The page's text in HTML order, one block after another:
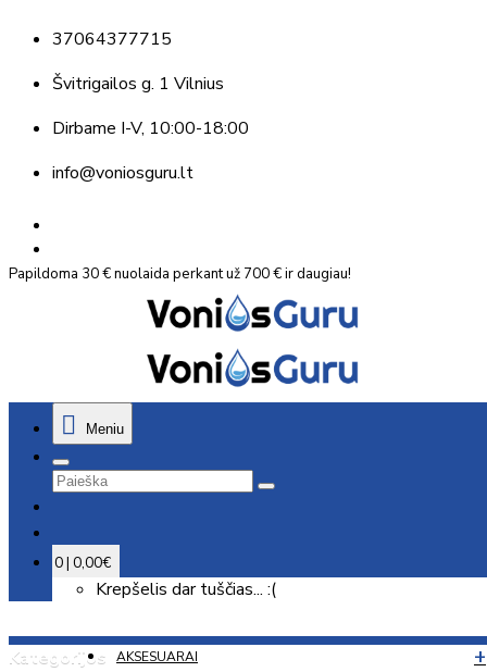
37064377715
Švitrigailos g. 1 Vilnius
Dirbame I-V, 10:00-18:00
info@voniosguru.lt
Papildoma 30 € nuolaida perkant už 700 € ir daugiau!
Meniu
0 | 0,00€
Krepšelis dar tuščias... :(
Kategorijos AKSESUARAI